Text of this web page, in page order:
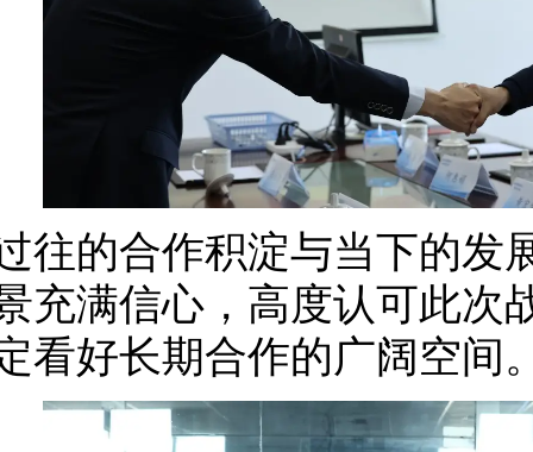
往的合作积淀与当下的发
充满信心，高度认可此次
看好长期合作的广阔空间